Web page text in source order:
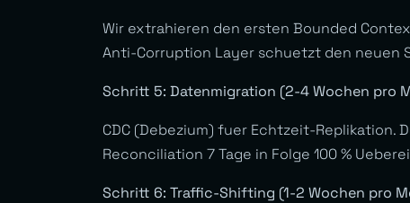
Wir extrahieren den ersten Bounded
Anti-Corruption Layer schuetzt den neuen
Schritt 5: Datenmigration (2-4 Wochen pro
CDC (Debezium) fuer Echtzeit-
Reconciliation 7 Tage in Folge 100 %
Schritt 6: Traffic-Shifting (1-2 Wochen pro